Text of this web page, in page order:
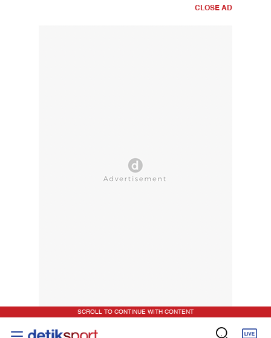
CLOSE AD
SCROLL TO CONTINUE WITH CONTENT